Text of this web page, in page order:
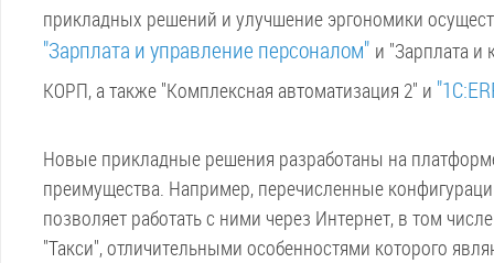
прикладных решений и улучшение эргономики
"Зарплата и управление персоналом" и "Зарплата и
КОРП, а также "Комплексная автоматизация 2" и "
Новые прикладные решения разработаны на
преимущества. Например, перечисленные
позволяет работать с ними через Интернет, в том
"Такси", отличительными особенностями которого